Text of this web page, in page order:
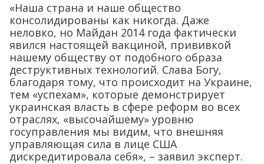
«Наша страна и наше общество
консолидированы как никогда. Даже
неловко, но Майдан 2014 года фактически
явился настоящей вакциной, прививкой
нашему обществу от подобного образа
деструктивных технологий. Слава Богу,
благодаря тому, что происходит на Украине,
тем «успехам», которые демонстрирует
украинская власть в сфере реформ во всех
отраслях, «высочайшему» уровню
госуправления мы видим, что внешняя
управляющая сила в лице США
дискредитировала себя», – заявил эксперт.